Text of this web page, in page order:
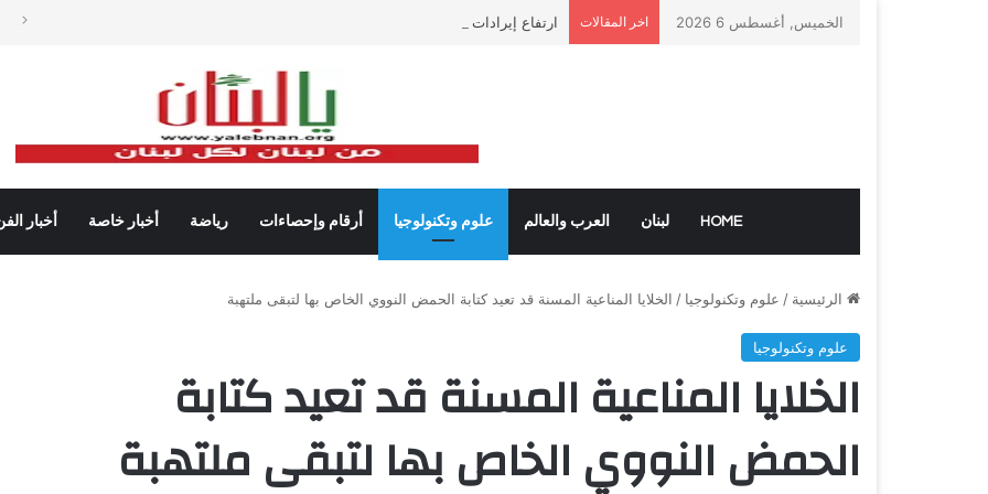
الخميس, أغسطس 6 2026 اخر المقالات ارتفاع إيرادات شباك التذاكر في أميركا رغم تراجع عدد مرتادي دور السينما
HOME لبنان العرب والعالم علوم وتكنولوجيا أرقام وإحصاءات رياضة أخبار خاصة أخبار
الرئيسية / علوم وتكنولوجيا / الخلايا المناعية المسنة قد تعيد كتابة الحمض النووي الخاص بها لتبقى ملتهبة
علوم وتكنولوجيا
الخلايا المناعية المسنة قد تعيد كتابة
الحمض النووي الخاص بها لتبقى ملتهبة